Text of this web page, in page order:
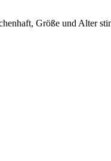
Größe und Alter